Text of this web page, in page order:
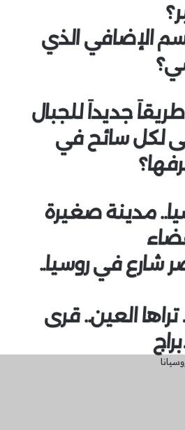
الإضافي الذي
جديداً للجبال
لكل سائح في
مدينة صغيرة
شارع في روسيا..
العين.. قرى